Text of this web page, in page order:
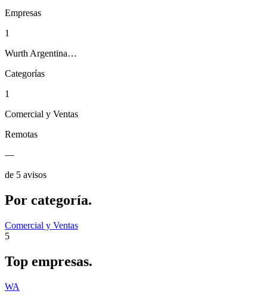
Empresas
1
Wurth Argentina…
Categorías
1
Comercial y Ventas
Remotas
—
de 5 avisos
Por categoría.
Comercial y Ventas
5
Top empresas.
WA